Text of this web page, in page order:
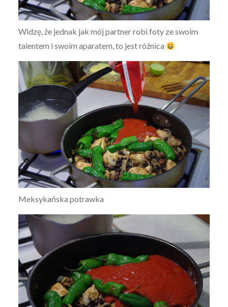
Widzę, że jednak jak mój partner robi foty ze swoim
talentem i swoim aparatem, to jest różnica
Meksykańska potrawka